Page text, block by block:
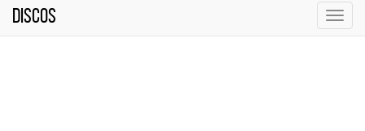
Discos